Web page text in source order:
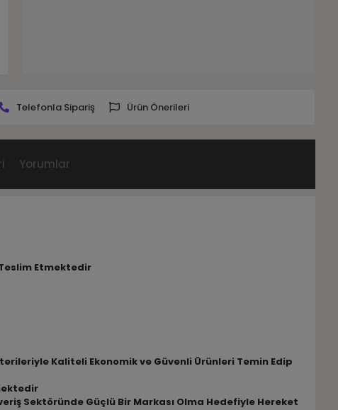
Telefonla Sipariş Ürün Önerileri
Yorumlar
Etmektedir
Kaliteli Ekonomik ve Güvenli Ürünleri Temin Edip
Sektöründe Güçlü Bir Markası Olma Hedefiyle Hereket